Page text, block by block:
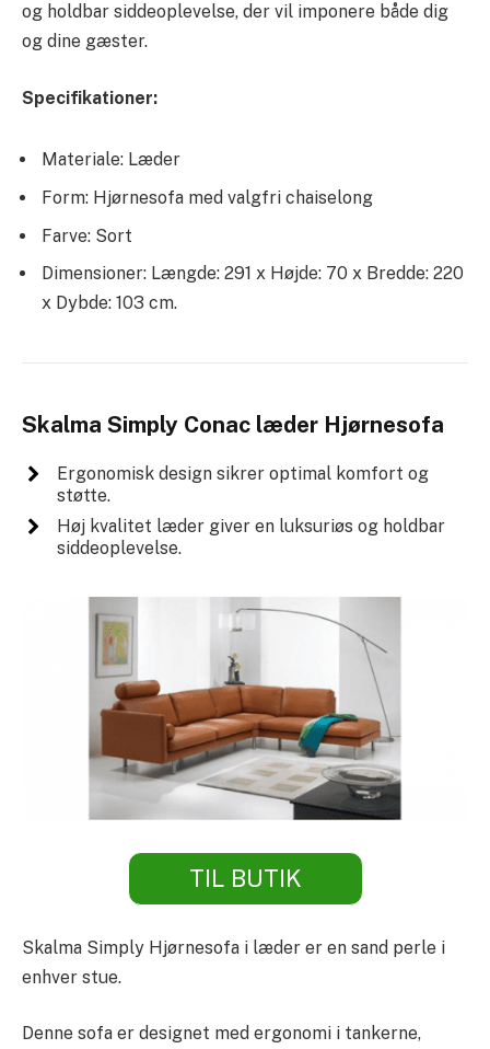
og holdbar siddeoplevelse, der vil imponere både dig
og dine gæster.
Specifikationer:
Materiale: Læder
Form: Hjørnesofa med valgfri chaiselong
Farve: Sort
Dimensioner: Længde: 291 x Højde: 70 x Bredde: 220
x Dybde: 103 cm.
Skalma Simply Conac læder Hjørnesofa
Ergonomisk design sikrer optimal komfort og
støtte.
Høj kvalitet læder giver en luksuriøs og holdbar
siddeoplevelse.
TIL BUTIK
Skalma Simply Hjørnesofa i læder er en sand perle i
enhver stue.
Denne sofa er designet med ergonomi i tankerne,